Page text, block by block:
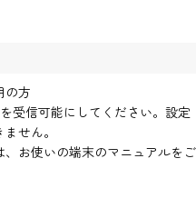
の方
受信可能にしてください。設定
せん。
、お使いの端末のマニュアルをご